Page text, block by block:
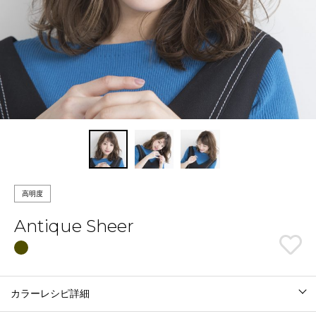
高明度
Antique Sheer
カラーレシピ詳細